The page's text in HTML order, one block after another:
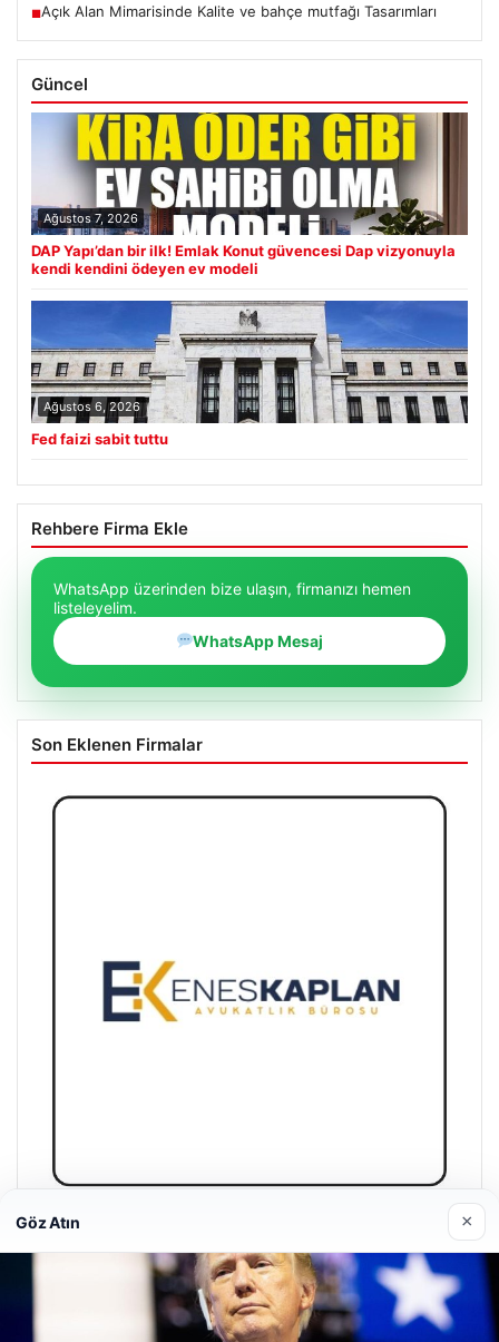
■Açık Alan Mimarisinde Kalite ve bahçe mutfağı Tasarımları
Güncel
Ağustos 7, 2026
DAP Yapı’dan bir ilk! Emlak Konut güvencesi Dap vizyonuyla
kendi kendini ödeyen ev modeli
Ağustos 6, 2026
Fed faizi sabit tuttu
Rehbere Firma Ekle
WhatsApp üzerinden bize ulaşın, firmanızı hemen
listeleyelim.
WhatsApp Mesaj
Son Eklenen Firmalar
Enes Kaplan Avukatlık Bürosu
Göz Atın ×